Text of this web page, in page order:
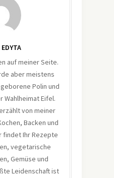
EDYTA
auf meiner Seite.
aber meistens
Polin und
Wahlheimat Eifel.
von meiner
Backen und
findet Ihr Rezepte
vegetarische
Gemüse und
Leidenschaft ist